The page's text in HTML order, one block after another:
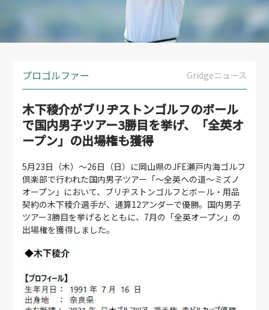
プロゴルファー Gridgeニュース
木下稜介がブリヂストンゴルフのボール
で国内男子ツアー3勝目を挙げ、「全英オ
ープン」の出場権も獲得
5月23日（木）～26日（日）に岡山県のJFE瀬戸内海ゴルフ
倶楽部で行われた国内男子ツアー「～全英への道～ミズノ
オープン」において、ブリヂストンゴルフとボール・用品
契約の木下稜介選手が、通算12アンダーで優勝。国内男子
ツアー3勝目を挙げるとともに、7月の「全英オープン」の
出場権を獲得しました。